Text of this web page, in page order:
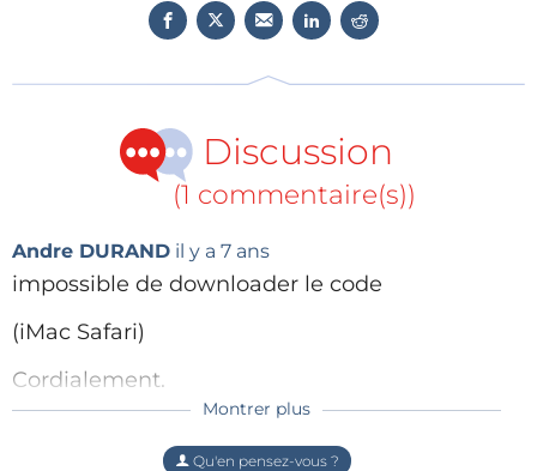
Le kit est livré dans une boîte emblématique d’Elektor.
Discussion
(1 commentaire(s))
Andre DURAND il y a 7 ans
impossible de downloader le code
(iMac Safari)
Cordialement.
RépondreMontrer plus
Qu'en pensez-vous ?